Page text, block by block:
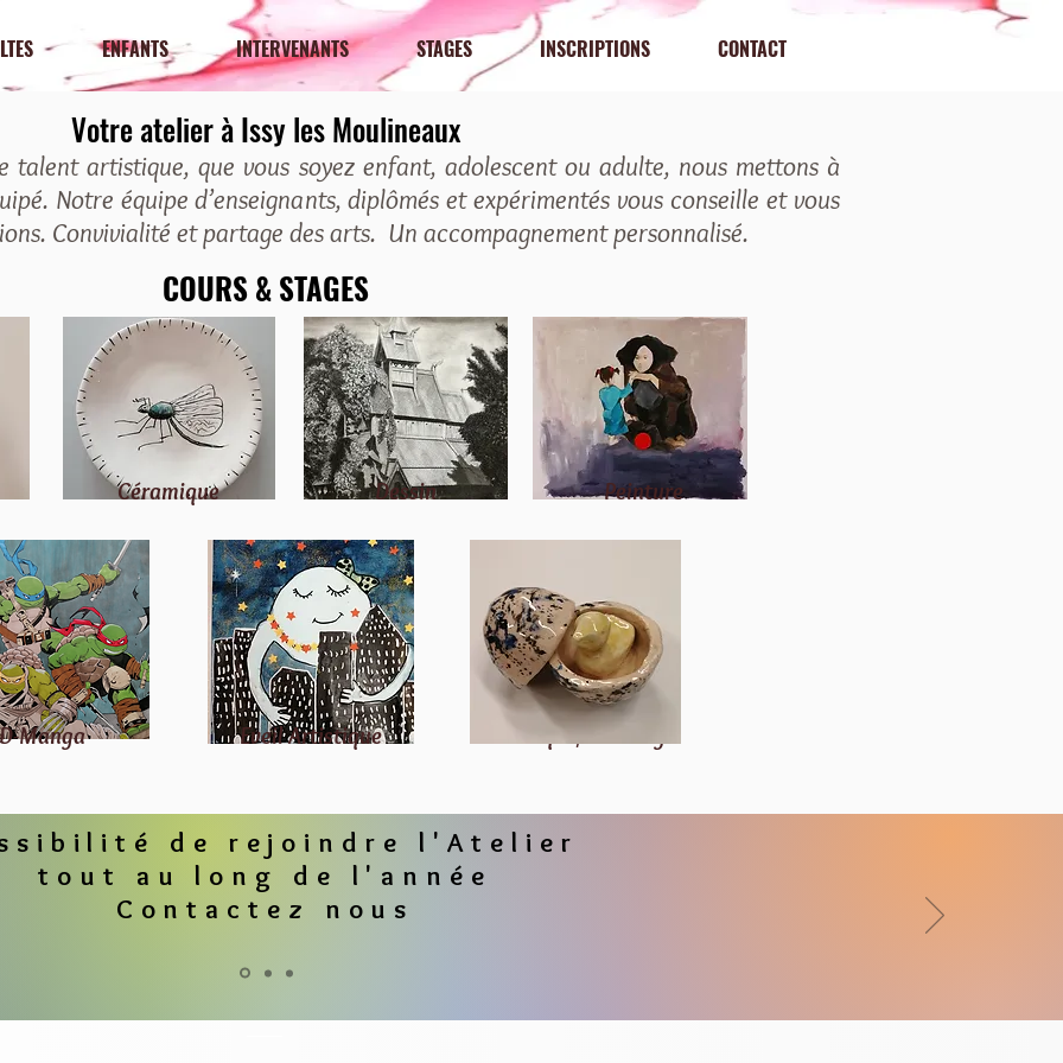
ENFANTS INTERVENANTS STAGES INSCRIPTIONS CONTACT
Votre atelier à Issy les Moulineaux
talent artistique, que vous soyez enfant, adolescent ou adulte, nous mettons à
Notre équipe d’enseignants, diplômés et expérimentés vous conseille et vous
Convivialité et partage des arts. Un accompagnement personnalisé.
COURS & STAGES
Manga
Céramique Dessin Peinture
Eveil Artistique Céramique/Modelage
de rejoindre l'Atelier
tout au long de l'année
Contactez nous